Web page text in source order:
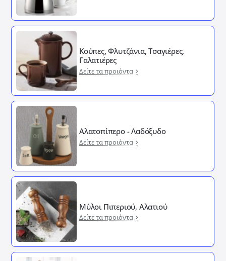
Κούπες, Φλυτζάνια, Τσαγιέρες,
Γαλατιέρες
Δείτε τα προιόντα
Αλατοπίπερο - Λαδόξυδο
Δείτε τα προιόντα
Μύλοι Πιπεριού, Αλατιού
Δείτε τα προιόντα